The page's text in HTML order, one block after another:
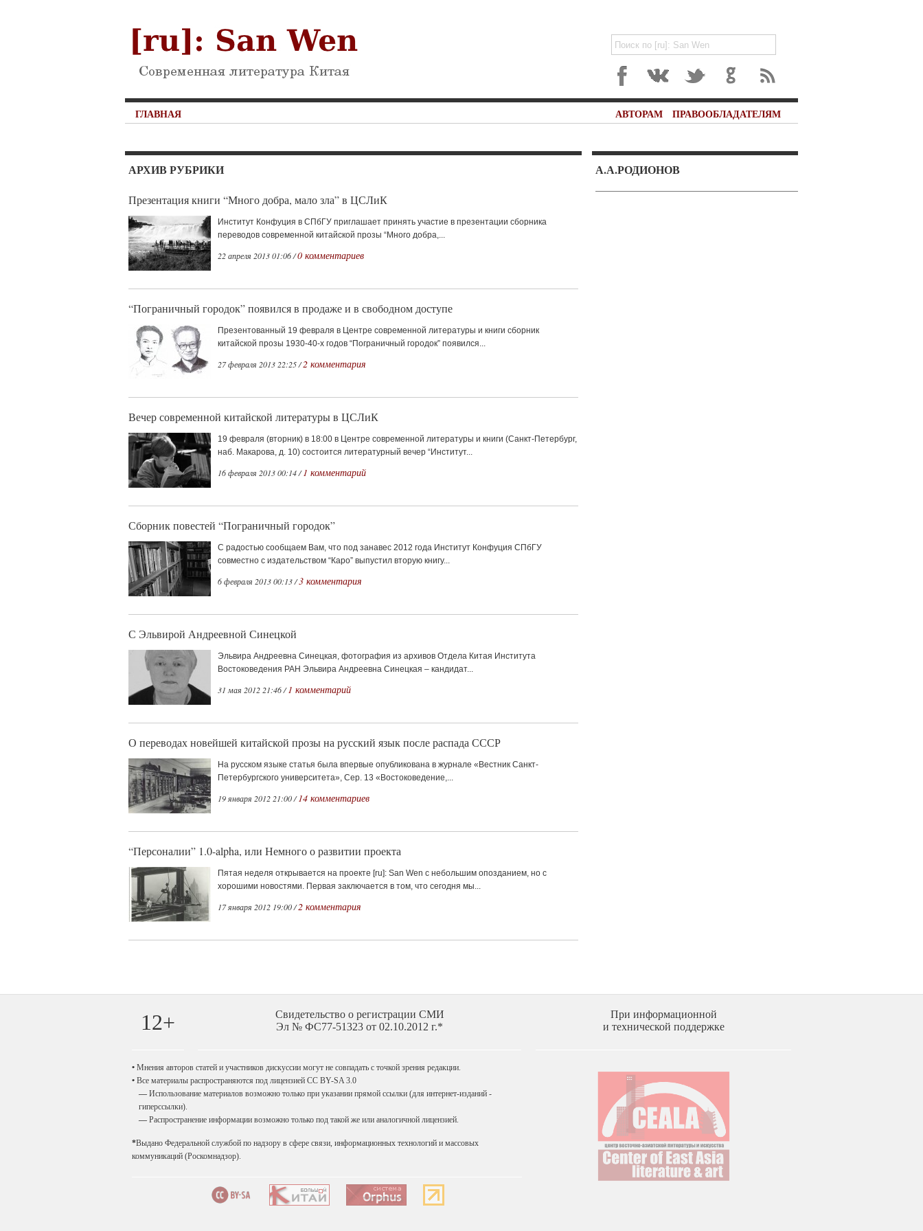
ГЛАВНАЯ АВТОРАМ ПРАВООБЛАДАТЕЛЯМ
АРХИВ РУБРИКИ
Презентация книги “Много добра, мало зла” в ЦСЛиК
Институт Конфуция в СПбГУ приглашает принять участие в презентации сборника
переводов современной китайской прозы “Много добра,...
22 апреля 2013 01:06 /0 комментариев
“Пограничный городок” появился в продаже и в свободном доступе
Презентованный 19 февраля в Центре современной литературы и книги сборник
китайской прозы 1930-40-х годов “Пограничный городок” появился...
27 февраля 2013 22:25 /2 комментария
Вечер современной китайской литературы в ЦСЛиК
19 февраля (вторник) в 18:00 в Центре современной литературы и книги (Санкт-Петербург,
наб. Макарова, д. 10) состоится литературный вечер “Институт...
16 февраля 2013 00:14 /1 комментарий
Сборник повестей “Пограничный городок”
С радостью сообщаем Вам, что под занавес 2012 года Институт Конфуция СПбГУ
совместно с издательством “Каро” выпустил вторую книгу...
6 февраля 2013 00:13 /3 комментария
С Эльвирой Андреевной Синецкой
Эльвира Андреевна Синецкая, фотография из архивов Отдела Китая Института
Востоковедения РАН Эльвира Андреевна Синецкая – кандидат...
31 мая 2012 21:46 /1 комментарий
О переводах новейшей китайской прозы на русский язык после распада СССР
На русском языке статья была впервые опубликована в журнале «Вестник Санкт-
Петербургского университета», Сер. 13 «Востоковедение,...
19 января 2012 21:00 /14 комментариев
“Персоналии” 1.0-alpha, или Немного о развитии проекта
Пятая неделя открывается на проекте [ru]: San Wen с небольшим опозданием, но с
хорошими новостями. Первая заключается в том, что сегодня мы...
17 января 2012 19:00 /2 комментария
А.А.РОДИОНОВ
12+
Свидетельство о регистрации СМИ
Эл № ФС77-51323 от 02.10.2012 г.*
• Мнения авторов статей и участников дискуссии могут не совпадать с точкой зрения редакции.
• Все материалы распространяются под лицензией CC BY-SA 3.0
—Использование материалов возможно только при указании прямой ссылки (для интернет-изданий -
гиперссылки).
—Распространение информации возможно только под такой же или аналогичной лицензией.
*Выдано Федеральной службой по надзору в сфере связи, информационных технологий и массовых
коммуникаций (Роскомнадзор).
При информационной
и технической поддержке